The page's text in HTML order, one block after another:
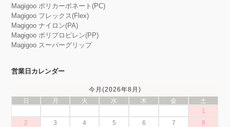
Magigoo ポリカーボネート(PC)
Magigoo フレックス(Flex)
Magigoo ナイロン(PA)
Magigoo ポリプロピレン(PP)
Magigoo スーパーグリップ
営業日カレンダー
今月(2026年8月)
日
月 火 水 木 金
土
1
2
3 4 5 6 7
8